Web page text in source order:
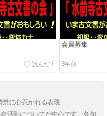
会員募集
3年前
景に心惹かれる表現
活動についてが中心です。各句